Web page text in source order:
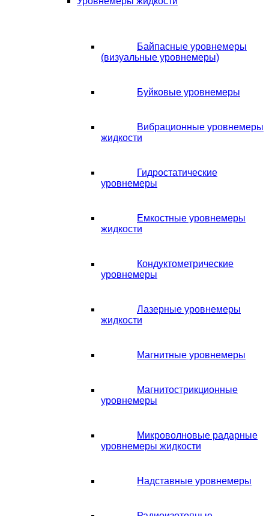
Байпасные уровнемеры
(визуальные уровнемеры)
Буйковые уровнемеры
Вибрационные уровнемеры
жидкости
Гидростатические
уровнемеры
Емкостные уровнемеры
жидкости
Кондуктометрические
уровнемеры
Лазерные уровнемеры
жидкости
Магнитные уровнемеры
Магнитострикционные
уровнемеры
Микроволновые радарные
уровнемеры жидкости
Надставные уровнемеры